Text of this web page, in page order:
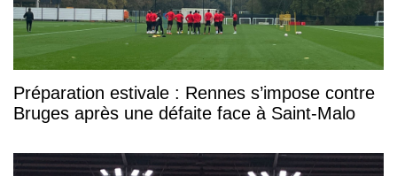
Préparation estivale : Rennes s’impose contre
Bruges après une défaite face à Saint-Malo